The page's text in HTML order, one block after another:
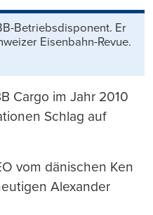
drucken
Betriebsdisponent. Er
Eisenbahn-Revue.
Cargo im Jahr 2010
Schlag auf
vom dänischen Ken
Alexander